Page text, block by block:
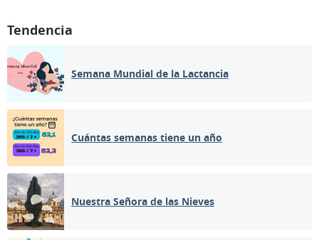
Tendencia
Semana Mundial de la Lactancia
Cuántas semanas tiene un año
Nuestra Señora de las Nieves